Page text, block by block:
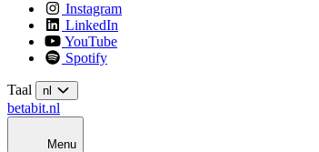
Instagram
LinkedIn
YouTube
Spotify
Taal nl
betabit.nl
Menu